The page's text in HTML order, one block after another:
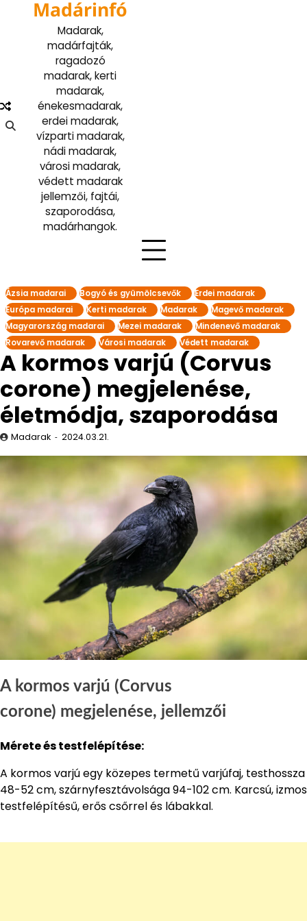
Madárinfó
Madarak,
madárfajták,
ragadozó
madarak, kerti
madarak,
énekesmadarak,
erdei madarak,
vízparti madarak,
nádi madarak,
városi madarak,
védett madarak
jellemzői, fajtái,
szaporodása,
madárhangok.
Ázsia madarai Bogyó és gyümölcsevők
Erdei madarak
Európa madarai
Kerti madarak Madarak
Magevő madarak
Magyarország madarai
Mezei madarak
Mindenevő madarak
Rovarevő madarak
Városi madarak Védett madarak
A kormos varjú (Corvus
corone) megjelenése,
életmódja, szaporodása
Madarak 2024.03.21.
A kormos varjú (Corvus
corone) megjelenése, jellemzői
Mérete és testfelépítése:
A kormos varjú egy közepes termetű varjúfaj, testhossza
48-52 cm, szárnyfesztávolsága 94-102 cm. Karcsú, izmos
testfelépítésű, erős csőrrel és lábakkal.